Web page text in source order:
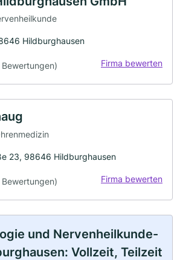
Hildburghausen
Bewertungen) Firma bewerten
23, 98646 Hildburghausen
Bewertungen) Firma bewerten
und Nervenheilkunde-
Vollzeit, Teilzeit